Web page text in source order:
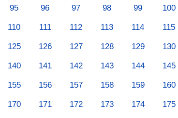
95 96 97 98 99 100
110 111 112 113 114 115
125 126 127 128 129 130
140 141 142 143 144 145
155 156 157 158 159 160
170 171 172 173 174 175